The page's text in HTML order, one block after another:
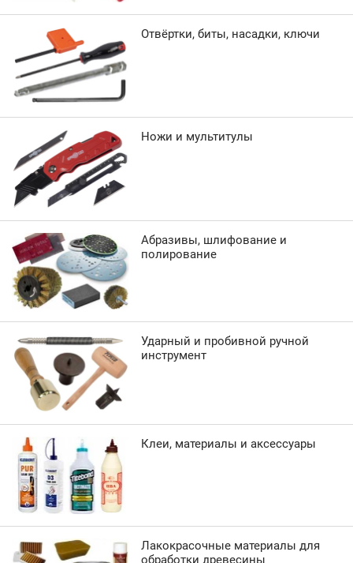
Отвёртки, биты, насадки, ключи
Ножи и мультитулы
Абразивы, шлифование и
полирование
Ударный и пробивной ручной
инструмент
Клеи, материалы и аксессуары
Лакокрасочные материалы для
обработки древесины